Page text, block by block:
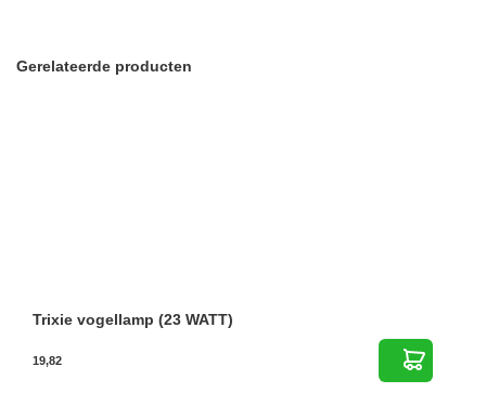
Gerelateerde producten
Trixie vogellamp (23 WATT)
19,82